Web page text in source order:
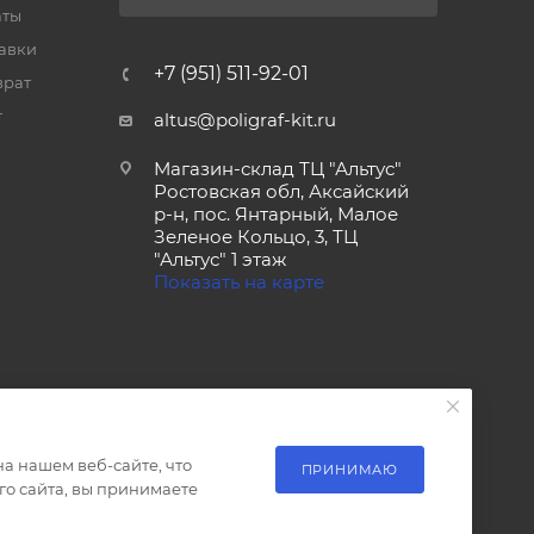
+7 (951) 511-92-01
altus@poligraf-kit.ru
Магазин-склад ТЦ "Альтус"
Ростовская обл, Аксайский
р-н, пос. Янтарный, Малое
Зеленое Кольцо, 3, ТЦ
"Альтус" 1 этаж
Показать на карте
нашем веб-сайте, что
сайта, вы принимаете
ПРИНИМАЮ